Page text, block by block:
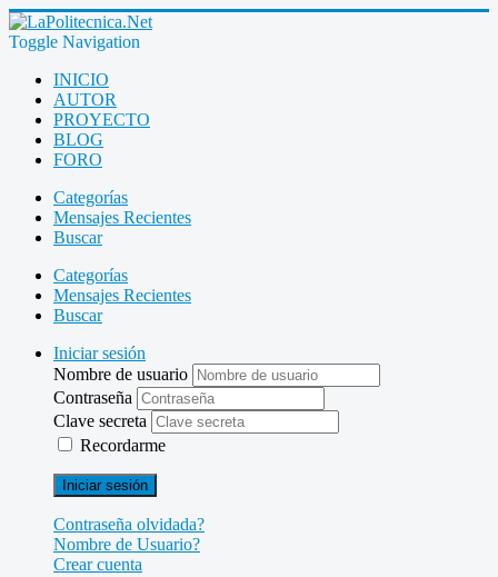
Toggle Navigation
INICIO
AUTOR
PROYECTO
BLOG
FORO
Categorías
Mensajes Recientes
Buscar
Categorías
Mensajes Recientes
Buscar
Iniciar sesión
Nombre de usuario
Contraseña
Clave secreta
Recordarme
Iniciar sesión
Contraseña olvidada?
Nombre de Usuario?
Crear cuenta